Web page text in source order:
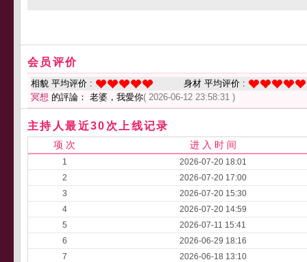
会员评价
相貌 平均评价 :
身材 平均评价 :
冥想 的評論： 老婆，我愛你( 2026-06-12 23:58:31 )
主持人最近30次上线记录
项 次 进 入 时 间
1
2026-07-20 18:01
2
2026-07-20 17:00
3
2026-07-20 15:30
4
2026-07-20 14:59
5
2026-07-11 15:41
6
2026-06-29 18:16
7
2026-06-18 13:10